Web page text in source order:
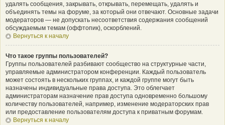
удалять сообщения, закрывать, открывать, перемещать, удалять и
объединять темы на форуме, за который они отвечают. Основные задачи
модераторов — не допускать несоответствия содержания сообщений
обсуждаемым темам (оффтопик), оскорблений.
Вернуться к началу
Что такое группы пользователей?
Группы пользователей разбивают сообщество на структурные части,
управляемые администратором конференции. Каждый пользователь
может состоять в нескольких группах, и каждой группе могут быть
назначены индивидуальные права доступа. Это облегчает
администраторам назначение прав доступа одновременно большому
количеству пользователей, например, изменение модераторских прав
или предоставление пользователям доступа к приватным форумам.
Вернуться к началу